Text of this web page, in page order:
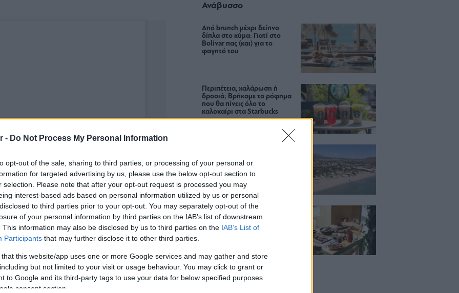
- Do Not Process My Personal Information
opt-out of the sale, sharing to third parties, or processing of your personal or
for targeted advertising by us, please use the below opt-out section to
selection. Please note that after your opt-out request is processed you may
interest-based ads based on personal information utilized by us or personal
to third parties prior to your opt-out. You may separately opt-out of the
of your personal information by third parties on the IAB’s list of downstream
This information may also be disclosed by us to third parties on the IAB’s List of
Participants that may further disclose it to other third parties.
that this website/app uses one or more Google services and may gather and store
but not limited to your visit or usage behaviour. You may click to grant or
to Google and its third-party tags to use your data for below specified purposes
consent section.
Ανάβυσσο
Από brunch μέχρι δείπνο
δίπλα στο κύμα: Γιατί στο
Bolivar πας (και) για το
φαγητό του
Περιπέτεια, χαλάρωση ή
δροσιά; Βρήκαμε το ρόφημα
που θα πίνεις όλο το
καλοκαίρι στα Starbucks
των 15 εκατ. – Η νέα εποχή
για την ιστορική πλαζ της
Αθηναϊκής Ριβιέρας
Νόστος Μεζέ: Μια σύγχρονη
ταβέρνα στη Νέα Σμύρνη
όπου το κρέας μιλάει πρώτο